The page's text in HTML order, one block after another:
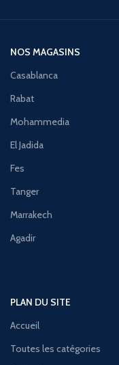
NOS MAGASINS
Casablanca
Rabat
Mohammedia
El Jadida
Fes
Tanger
Marrakech
Agadir
PLAN DU SITE
Accueil
Toutes les catégories